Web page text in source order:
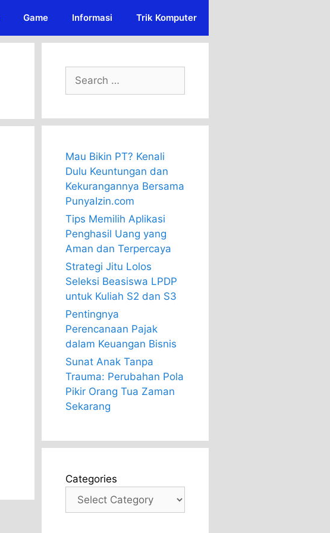
Game Informasi Trik Komputer
Search
for:
Mau Bikin PT? Kenali
Dulu Keuntungan dan
Kekurangannya Bersama
PunyaIzin.com
Tips Memilih Aplikasi
Penghasil Uang yang
Aman dan Terpercaya
Strategi Jitu Lolos
Seleksi Beasiswa LPDP
untuk Kuliah S2 dan S3
Pentingnya
Perencanaan Pajak
dalam Keuangan Bisnis
Sunat Anak Tanpa
Trauma: Perubahan Pola
Pikir Orang Tua Zaman
Sekarang
Categories